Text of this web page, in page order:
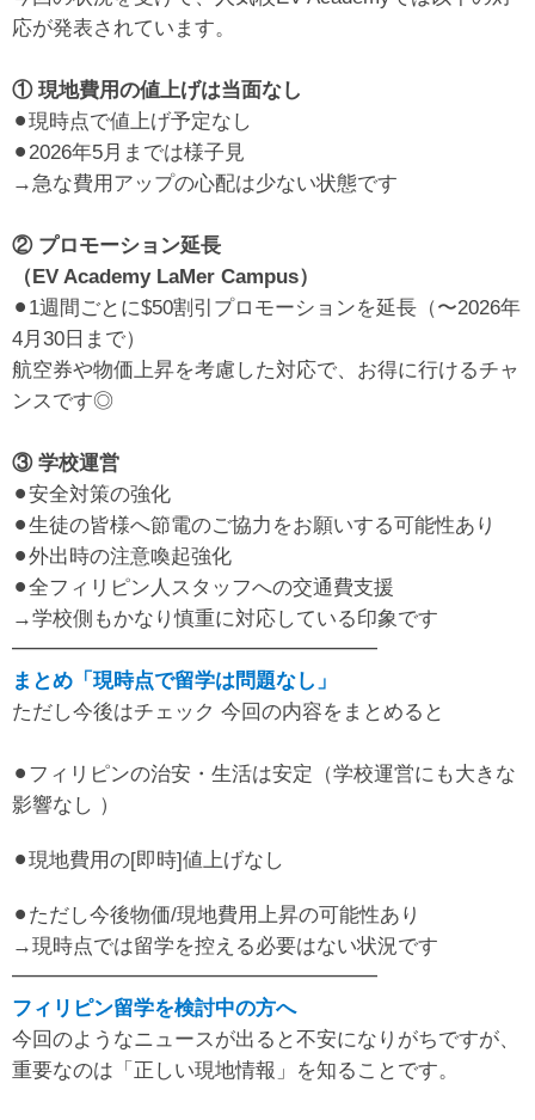
応が発表されています。
① 現地費用の値上げは当面なし
⚫︎現時点で値上げ予定なし
⚫︎2026年5月までは様子見
→急な費用アップの心配は少ない状態です
② プロモーション延長
（EV Academy LaMer Campus）
⚫︎1週間ごとに$50割引プロモーションを延長（〜2026年
4月30日まで）
航空券や物価上昇を考慮した対応で、お得に行けるチャ
ンスです◎
③ 学校運営
⚫︎安全対策の強化
⚫︎生徒の皆様へ節電のご協力をお願いする可能性あり
⚫︎外出時の注意喚起強化
⚫︎全フィリピン人スタッフへの交通費支援
→学校側もかなり慎重に対応している印象です
━━━━━━━━━━━━━━━━━━
まとめ「現時点で留学は問題なし」
ただし今後はチェック 今回の内容をまとめると
⚫︎フィリピンの治安・生活は安定（学校運営にも大きな
影響なし ）
⚫︎現地費用の[即時]値上げなし
⚫︎ただし今後物価/現地費用上昇の可能性あり
→現時点では留学を控える必要はない状況です
━━━━━━━━━━━━━━━━━━
フィリピン留学を検討中の方へ
今回のようなニュースが出ると不安になりがちですが、
重要なのは「正しい現地情報」を知ることです。